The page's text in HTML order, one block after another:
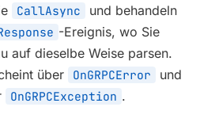
CallAsync
und behandeln
-Ereignis, wo Sie
auf dieselbe Weise parsen.
über
OnGRPCError
und
OnGRPCException .